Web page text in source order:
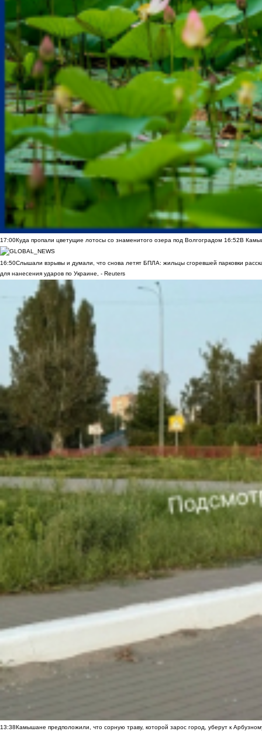
17:00Куда пропали цветущие лотосы со знаменитого озера под Волгоградом 16:52В
16:50Слышали взрывы и думали, что снова летят БПЛА: жильцы сгоревшей парковки
для нанесения ударов по Украине, - Reuters
13:38Камышане предположили, что сорную траву, которой зарос город, уберут к